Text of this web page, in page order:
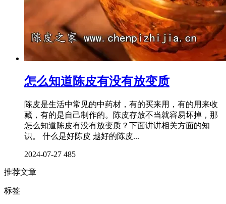
怎么知道陈皮有没有放变质
陈皮是生活中常见的中药材，有的买来用，有的用来收
藏，有的是自己制作的。陈皮存放不当就容易坏掉，那
怎么知道陈皮有没有放变质？下面讲讲相关方面的知
识。 什么是好陈皮 越好的陈皮...
2024-07-27 485
推荐文章
标签